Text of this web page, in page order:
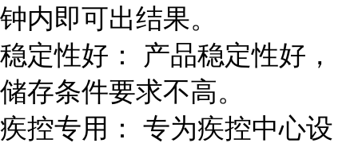
钟内即可出结果。
稳定性好： 产品稳定性好，
储存条件要求不高。
疾控专用： 专为疾控中心设